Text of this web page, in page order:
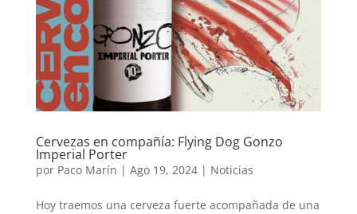
Cervezas en compañía: Flying Dog Gonzo
Imperial Porter
por Paco Marín | Ago 19, 2024| Noticias
Hoy traemos una cerveza fuerte acompañada de una